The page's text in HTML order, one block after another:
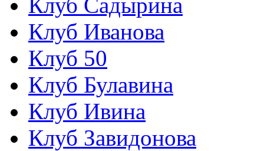
Клуб Иванова
Клуб 50
Клуб Булавина
Клуб Ивина
Клуб Завидонова